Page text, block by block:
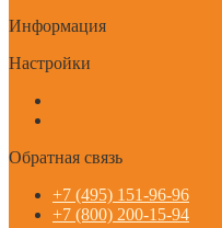
Информация
Настройки
Обратная связь
+7 (495) 151-96-96
+7 (800) 200-15-94